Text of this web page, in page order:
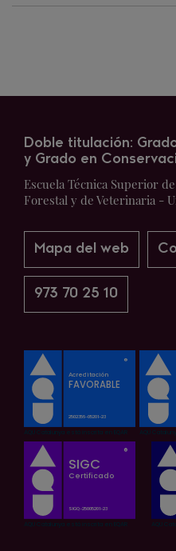
Doble titulación:
y Grado en
Escuela Técnica Superior
Forestal y de Veterinaria -
Mapa del web
973 70 25 10